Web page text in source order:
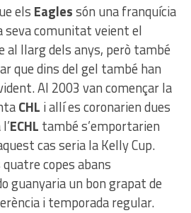
els Eaglessón una franquícia
comunitat veient el
al llarg dels anys, però també
que dins del gel també han
Al 2003 van començar la
CHL i allí es coronarien dues
ECHL també s’emportarien
cas seria la Kelly Cup.
copes abans
guanyaria un bon grapat de
i temporada regular.